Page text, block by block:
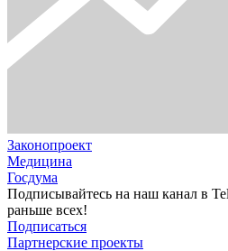
Законопроект
Медицина
Госдума
Подписывайтесь на наш канал в
раньше всех!
Подписаться
Партнерские проекты